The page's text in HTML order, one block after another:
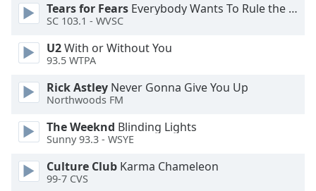
Caption
Background
Color
Size
Tears for Fears Everybody Wants To Rule the World
SC 103.1 - WVSC
U2With or Without You
93.5 WTPA
Rick Astley Never Gonna Give You Up
Northwoods FM
The Weeknd Blinding Lights
Sunny 93.3 - WSYE
Culture Club Karma Chameleon
99-7 CVS